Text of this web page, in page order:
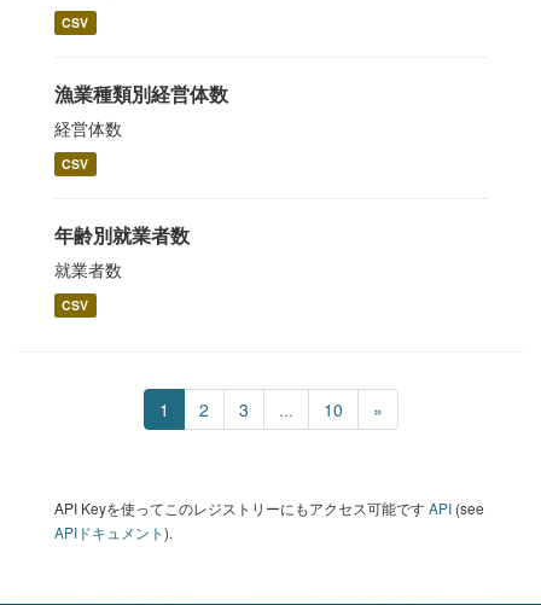
CSV
漁業種類別経営体数
経営体数
CSV
年齢別就業者数
就業者数
CSV
1 2 3 ... 10 »
API Keyを使ってこのレジストリーにもアクセス可能ですAPI (see
APIドキュメント).